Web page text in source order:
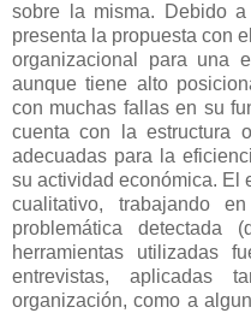
sobre la misma. Debido
presenta la propuesta con
organizacional para una
aunque tiene alto
con muchas fallas en su
cuenta con la estructura
adecuadas para la
su actividad económica. El
cualitativo, trabajando
problemática detectada
herramientas utilizadas
entrevistas,
organización, como a